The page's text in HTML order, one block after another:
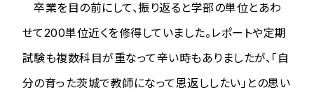
卒業を目の前にして、振り返ると学部の単位とあわ
せて200単位近くを修得していました。レポートや定期
試験も複数科目が重なって辛い時もありましたが、「自
分の育った茨城で教師になって恩返ししたい」との思い